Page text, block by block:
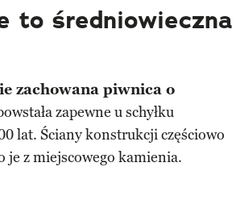
to średniowieczna
zachowana piwnica o
zapewne u schyłku
lat. Ściany konstrukcji częściowo
je z miejscowego kamienia.